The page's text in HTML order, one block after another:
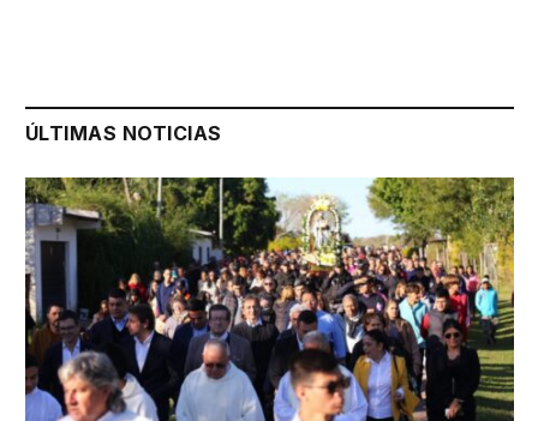
ÚLTIMAS NOTICIAS